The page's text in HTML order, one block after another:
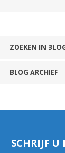
ZOEKEN IN
BLOG ARCHIEF
SCHRIJF U